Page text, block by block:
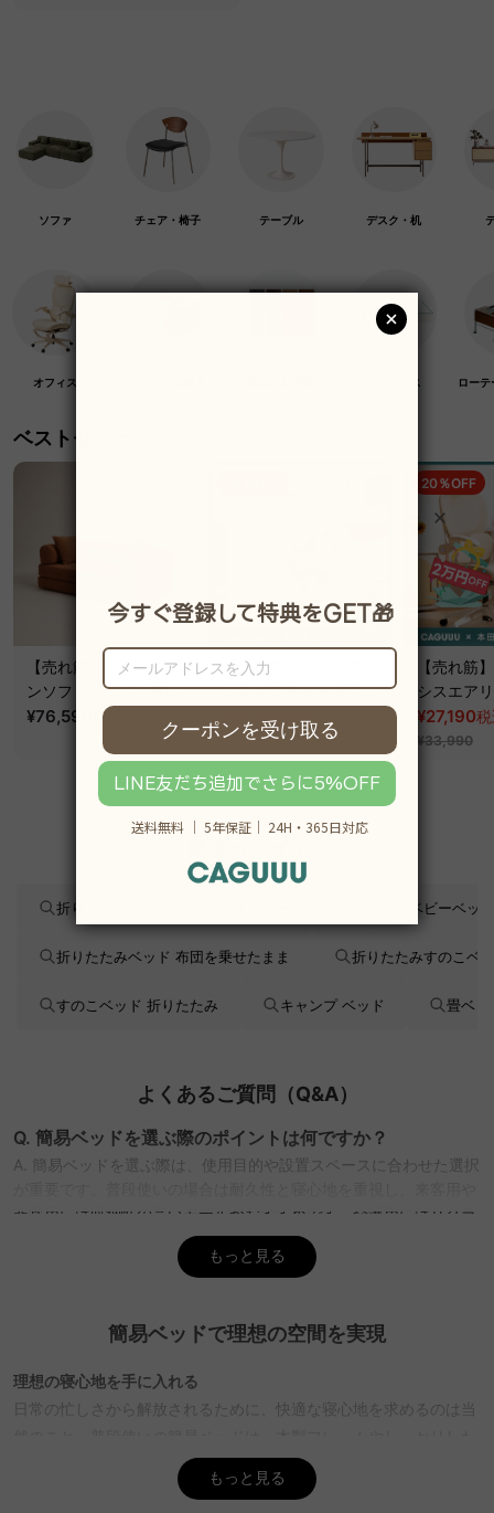
ソファ チェア・椅子 テーブル デスク・机
オフィス マットレス ロー
ベストセラー
【売れ筋】レトロモダ
ンソファベッド｜20色
以上から選べるコーデ
ュロイ2WAY【色カス
タマイズ可】
¥76,590 税込
【売れ筋】AXISU アク
シスコアライトオフィ
¥31,790 税込
20％OFF
【売れ筋
シスエア
フィスチ
¥27,190
¥33,990
折りたたみベッド ベビーベッ
折りたたみベッド 布団を乗せたまま 折りたたみすのこベ
すのこベッド 折りたたみ キャンプ ベッド 畳ベッ
よくあるご質問（Q&A）
Q. 簡易ベッドを選ぶ際のポイントは何ですか？
A. 簡易ベッドを選ぶ際は、使用目的や設置スペースに合わせた選択
非常用には収納性の高いモデルがおすすめです。介護用にはリクラ
イニング機能付きが便利です。CAGUUUでは、豊富なスタイルから
選べ、インテリア提案サービス「MyCoordi」で理想の空間作りを
Q. 簡易ベッドの寿命はどれくらいですか？
的に5年程度が目安です。CAGUUUの簡易ベッドは高品質素材を使
用しており、5年品質保証が付いているため、安心して長く使用で
Q. ソファベッドがダメな理由は何ですか？
A. ソファベッドは収納性や利便性に優れていますが、寝心地や耐久
もっと見る
簡易ベッドで理想の空間を実現
理想の寝心地を手に入れる
日常の忙しさから解放されるために、快適な寝心地を求めるのは当
マットレスで、静かで安定した睡眠環境を提供します。毎日の疲れ
をしっかりと癒し、翌朝の活力を養う大切な場所となります。
もっと見る